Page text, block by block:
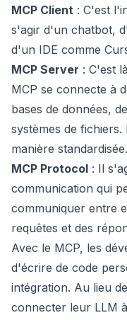
MCP Client : C'est
s'agir d'un chatbot,
d'un IDE comme
MCP Server : C'est
MCP se connecte à
bases de données,
systèmes de
manière standardisée.
MCP Protocol : Il
communication qui
communiquer entre
requêtes et des
Avec le MCP, les
d'écrire de code
intégration. Au lieu
connecter leur LLM